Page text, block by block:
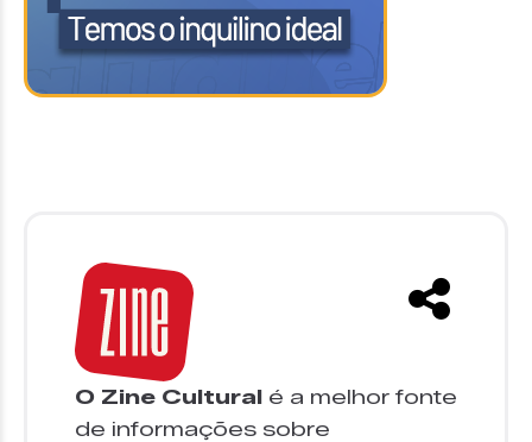
O Zine Cultural é a melhor fonte
de informações sobre